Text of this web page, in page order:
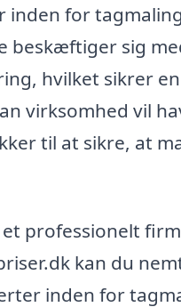
inden for
beskæftiger sig
hvilket sikrer
virksomhed vil
til at sikre, at
professionelt
kan du
inden for